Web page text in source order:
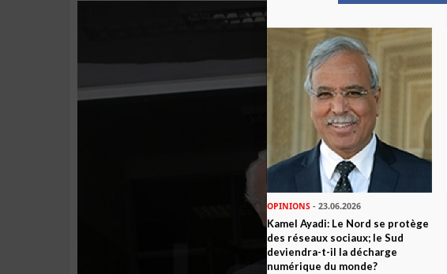
OPINIONS - 23.06.2026
Kamel Ayadi: Le Nord se protège
des réseaux sociaux; le Sud
deviendra-t-il la décharge
numérique du monde?